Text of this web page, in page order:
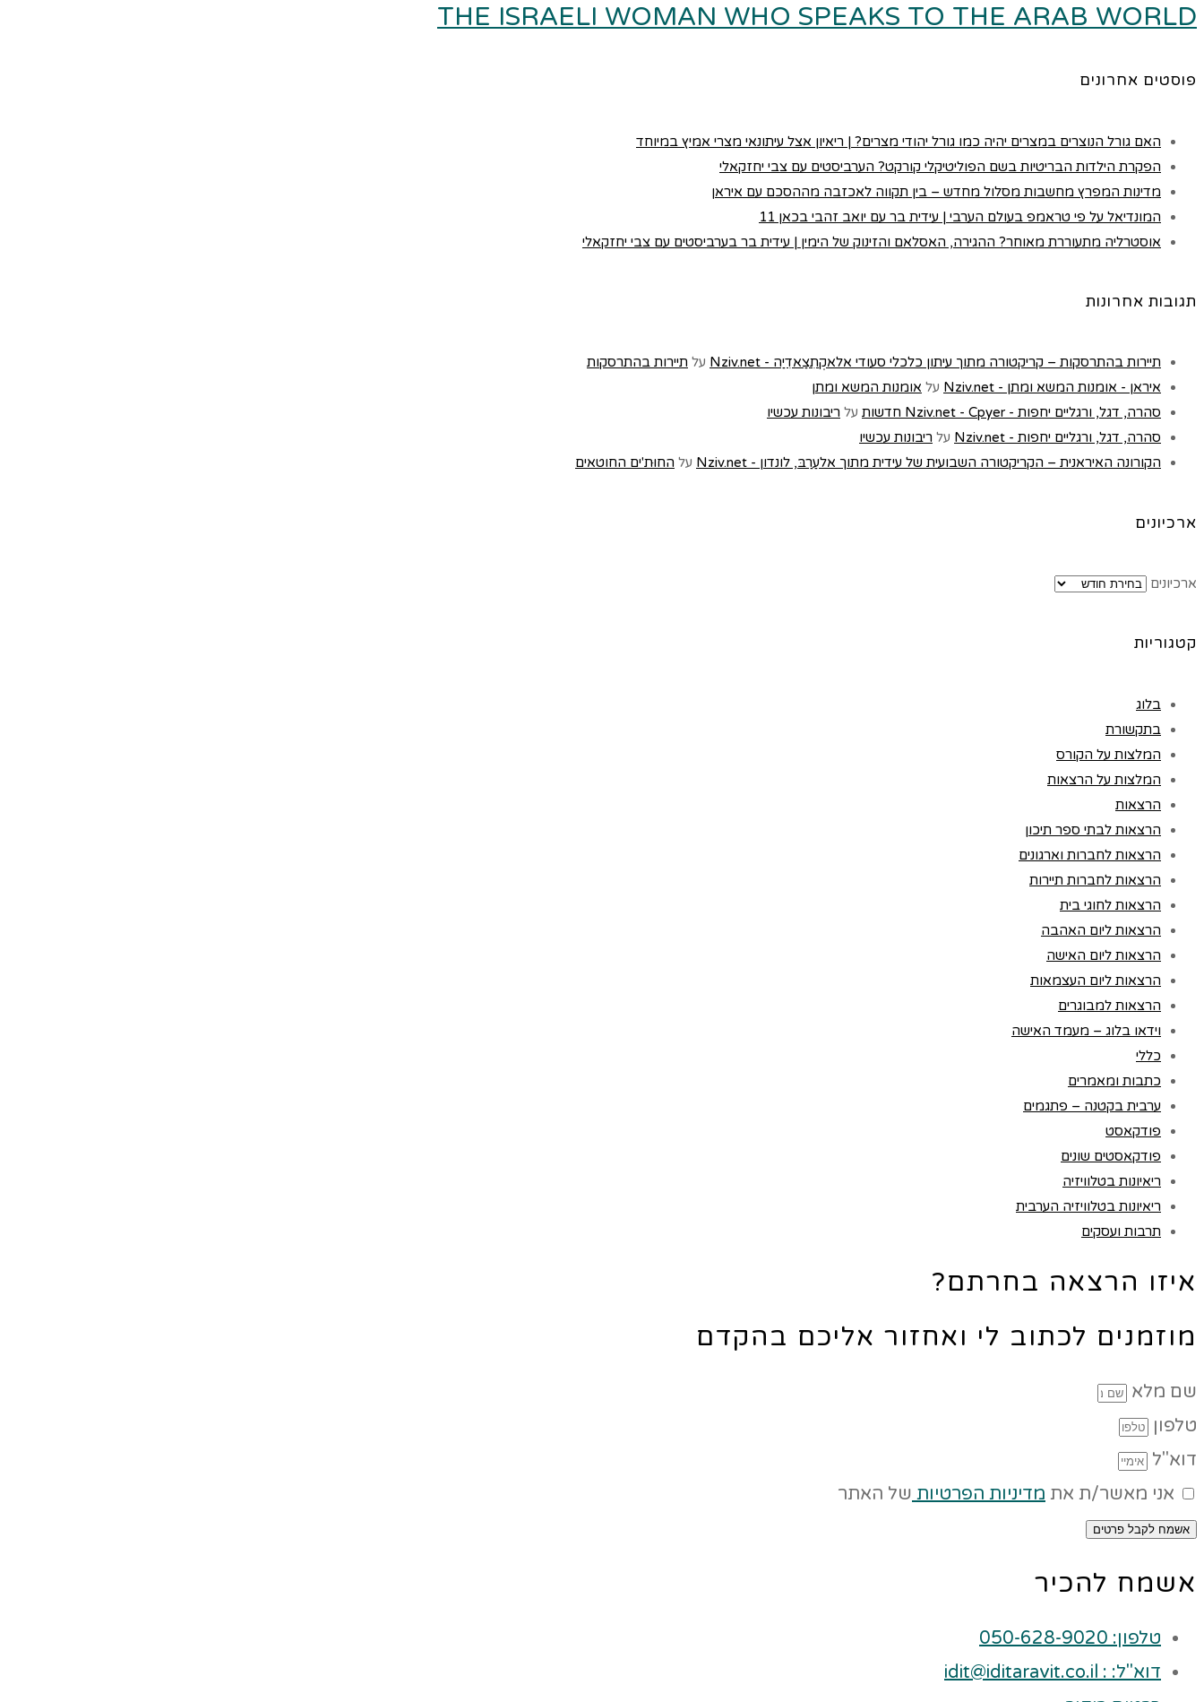
THE ISRAELI WOMAN WHO SPEAKS TO THE ARAB WORLD
פוסטים אחרונים
האם גורל הנוצרים במצרים יהיה כמו גורל יהודי מצרים? | ריאיון אצל עיתונאי מצרי אמיץ במיוחד
הפקרת הילדות הבריטיות בשם הפוליטיקלי קורקט? הערביסטים עם צבי יחזקאלי
מדינות המפרץ מחשבות מסלול מחדש – בין תקווה לאכזבה מההסכם עם איראן
המונדיאל על פי טראמפ בעולם הערבי | עידית בר עם יואב זהבי בכאן 11
אוסטרליה מתעוררת מאוחר? ההגירה, האסלאם והזינוק של הימין | עידית בר בערביסטים עם צבי יחזקאלי
תגובות אחרונות
תיירות בהתרסקות – קריקטורה מתוך עיתון כלכלי סעודי אלאקְתִצַאדִיַה - Nziv.net על תיירות בהתרסקות
איראן - אומנות המשא ומתן - Nziv.net
על אומנות המשא ומתן
סהרה, דגל, ורגליים יחפות - Nziv.net - Cpyer חדשות
על ריבונות עכשיו
סהרה, דגל, ורגליים יחפות - Nziv.net
על ריבונות עכשיו
הקורונה האיראנית – הקריקטורה השבועית של עידית מתוך אלעַרַבּ, לונדון - Nziv.net
על החוּת'ים החוטאים
ארכיונים
ארכיונים
קטגוריות
בלוג
בתקשורת
המלצות על הקורס
המלצות על הרצאות
הרצאות
הרצאות לבתי ספר תיכון
הרצאות לחברות וארגונים
הרצאות לחברות תיירות
הרצאות לחוגי בית
הרצאות ליום האהבה
הרצאות ליום האישה
הרצאות ליום העצמאות
הרצאות למבוגרים
וידאו בלוג – מעמד האישה
כללי
כתבות ומאמרים
ערבית בקטנה – פתגמים
פודקאסט
פודקאסטים שונים
ריאיונות בטלוויזיה
ריאיונות בטלוויזיה הערבית
תרבות ועסקים
איזו הרצאה בחרתם?
מוזמנים לכתוב לי ואחזור אליכם בהקדם
שם מלא
טלפון
דוא"ל
אני מאשר/ת את מדיניות הפרטיות של האתר
אשמח לקבל פרטים
אשמח להכיר
טלפון: 050-628-9020
דוא"ל: : idit@iditaravit.co.il